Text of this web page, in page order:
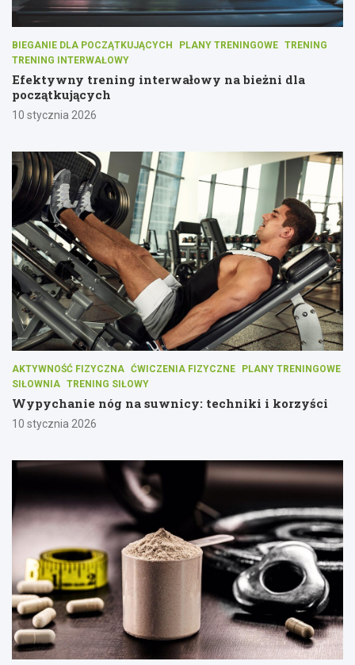
BIEGANIE DLA POCZĄTKUJĄCYCH PLANY TRENINGOWE TRENING
TRENING INTERWAŁOWY
Efektywny trening interwałowy na bieżni dla
początkujących
10 stycznia 2026
AKTYWNOŚĆ FIZYCZNA ĆWICZENIA FIZYCZNE
PLANY TRENINGOWE
SIŁOWNIA TRENING SIŁOWY
Wypychanie nóg na suwnicy: techniki i korzyści
10 stycznia 2026